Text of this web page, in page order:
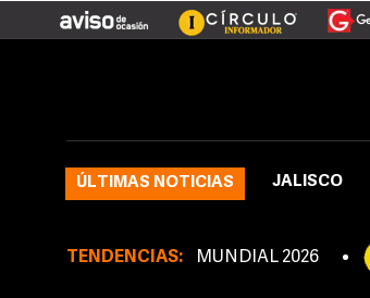
ÚLTIMAS NOTICIAS JALISCO
TENDENCIAS: MUNDIAL 2026